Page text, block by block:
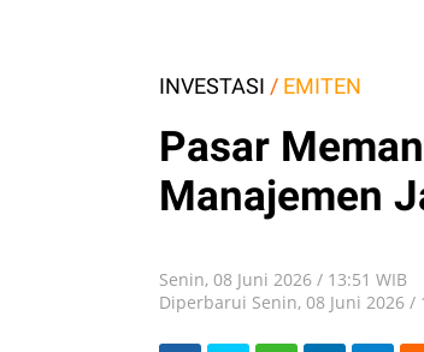
INVESTASI / EMITEN
Pasar
Manajemen
Senin, 08 Juni 2026 / 13:51 WIB
Diperbarui Senin, 08 Juni 2026 /